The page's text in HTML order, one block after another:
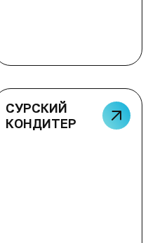
СУРСКИЙ
КОНДИТЕР